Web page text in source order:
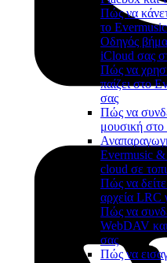
Πώς να
το
Οδηγός
iCloud σας
Πώς να
παίζει στο
σας
Πώς να
μουσική
Evermusic &
cloud σε
Πώς να
αρχεία LRC
Πώς να
WebDAV
σας
Πώς να